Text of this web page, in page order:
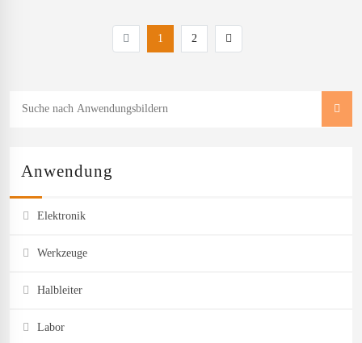
1 2
Anwendung
Elektronik
Werkzeuge
Halbleiter
Labor